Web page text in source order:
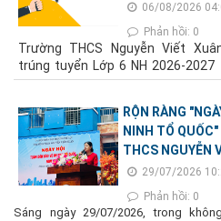
06/08/2026
Phản hồi: 0
Trường THCS Nguyễn Viết
trúng tuyển Lớp 6 NH 2026-2027
RỘN RÀNG
NINH TỔ
THCS NGUYỄN
29/07/2026
Phản hồi: 0
Sáng ngày 29/07/2026, trong